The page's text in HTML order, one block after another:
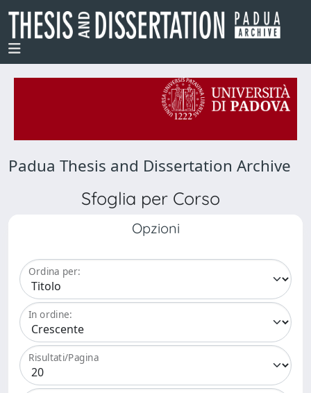
Padua Thesis and Dissertation Archive
Sfoglia per Corso
Opzioni
Ordina per:
In ordine:
Risultati/Pagina